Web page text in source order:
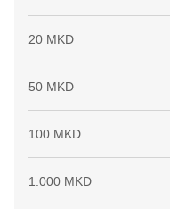
20 MKD
50 MKD
100 MKD
1.000 MKD